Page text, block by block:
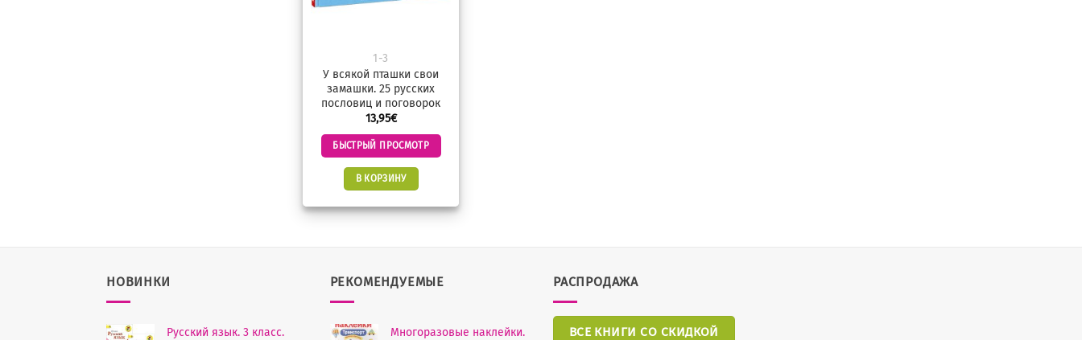
1-3
У всякой пташки свои
замашки. 25 русских
пословиц и поговорок
13,95€
БЫСТРЫЙ ПРОСМОТР
В КОРЗИНУ
НОВИНКИ
Русский язык. 3 класс.
РЕКОМЕНДУЕМЫЕ
Многоразовые наклейки.
РАСПРОДАЖА
ВСЕ КНИГИ СО СКИДКОЙ